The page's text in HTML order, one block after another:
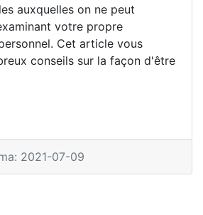
auxquelles on ne peut
votre propre
Cet article vous
conseils sur la façon d'être
2021-07-09